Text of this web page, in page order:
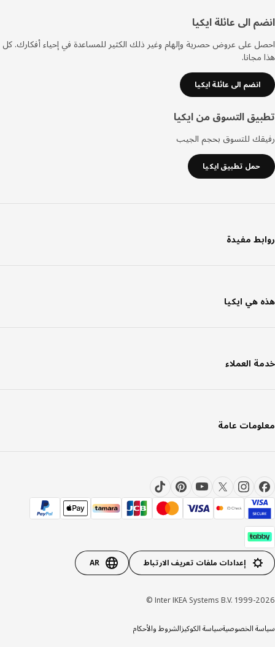
الى عائلة ايكيا
على عروض حصرية وإلهام وغير ذلك الكثير للمساعدة في إحياء أفكارك. كل
انضم الى عائلة ايكيا
التسوق من ايكيا
للتسوق بحجم الجيب
حمل تطبيق ايكيا
مفيدة
هي ايكيا
العملاء
عامة
إعدادات ملفات تعريف الارتباط AR
Inter IKEA Systems B.V. 1999-
الخصوصيةسياسة الكوكيزالشروط والأحكام